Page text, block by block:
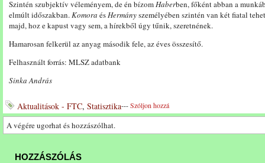
Szintén szubjektív véleményem, de én bízomHaberben, főként abban a
elmúlt időszakban.Komora ésHermányszemélyében szintén van két fiatal
majd, hoz e kapust vagy sem, a hírekből úgy tűnik, szeretnének.
Hamarosan felkerül az anyag második fele, az éves összesítő.
Felhasznált forrás: MLSZ adatbank
Sinka András
Aktualitások - FTC, Statisztika---Szóljon hozzá
A végére ugorhat és hozzászólhat.
HOZZÁSZÓLÁS